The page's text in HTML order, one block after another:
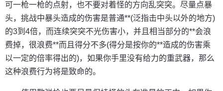
可一枪一枪的点射，也不要对着怪的方向乱突突。尽量点暴
头，挑战中暴头造成的伤害是普通**(泛指击中头以外的地方)
的3到4倍，而连续突突不光伤害小，并且相当部分的**会浪
费掉，很浪费**而且得分不多(得分是按你的**造成的伤害乘
以一定的倍率得出的)，如果你手里没有给力的重武器，那么
这种浪费行为将是致命的。